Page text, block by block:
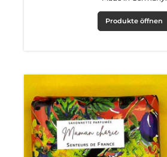
Produkte öffnen